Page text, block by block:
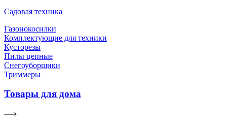
Садовая техника
Газонокосилки
Комплектующие для техники
Кусторезы
Пилы цепные
Снегоуборщики
Триммеры
Товары для дома